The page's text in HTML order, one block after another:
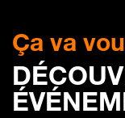
Ça va